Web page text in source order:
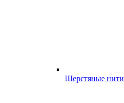
Шерстяные нити